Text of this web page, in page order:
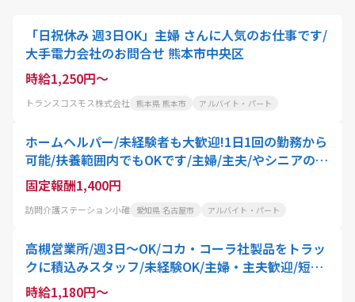
「日祝休み 週3日OK」主婦 さんに人気のお仕事です/
大手電力会社のお問合せ 熊本市中央区
時給1,250円～
トランスコスモス株式会社 熊本県 熊本市 アルバイト・パート
ホームヘルパー/未経験者も大歓迎!1日1回の勤務から
可能/扶養範囲内でもOKです/主婦/主夫/やシニアの方
にもおすすめ!駅チカ徒歩5分&マイカー通勤もOK
固定報酬1,400円
訪問介護ステーション小碓 愛知県 名古屋市 アルバイト・パート
高槻営業所/週3日～OK/コカ・コーラ社製品をトラッ
クに積込みスタッフ/未経験OK/主婦・主夫歓迎/短時
間
時給1,180円～